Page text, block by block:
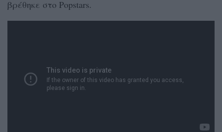
βρέθηκε στο Popstars.